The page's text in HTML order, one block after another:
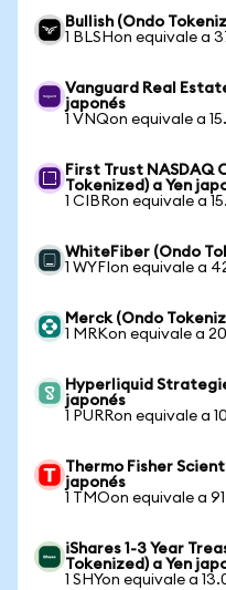
Bullish (Ondo
1 BLSHon equivale a
Vanguard Real
japonés
1 VNQon equivale a
First Trust NASDAQ
Tokenized) a Yen
1 CIBRon equivale a
WhiteFiber (Ondo
1 WYFIon equivale a
Merck (Ondo
1 MRKon equivale a
Hyperliquid
japonés
1 PURRon equivale a
Thermo Fisher
japonés
1 TMOon equivale a
iShares 1-3 Year
Tokenized) a Yen
1 SHYon equivale a